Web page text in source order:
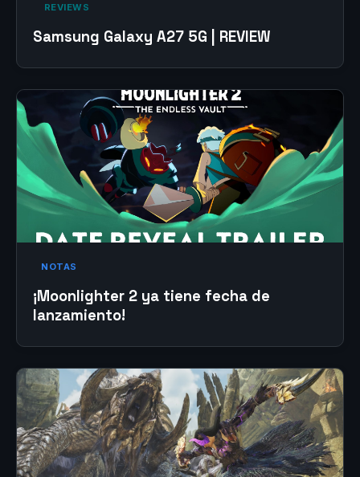
‎ REVIEWS‎
Samsung Galaxy A27 5G | REVIEW
NOTAS
¡Moonlighter 2 ya tiene fecha de
lanzamiento!